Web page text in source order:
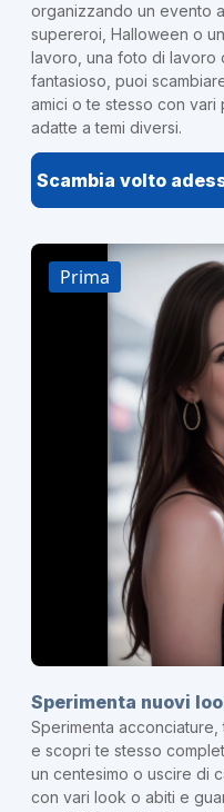
organizzando un evento
supereroi, Halloween o
lavoro, una foto di lavoro
fantasioso, puoi
amici o te stesso con vari
adatte a temi diversi.
Scambia volto
Prima
Sperimenta nuovi
Sperimenta acconciature,
e scopri te stesso
un centesimo o uscire di
con vari look o abiti e